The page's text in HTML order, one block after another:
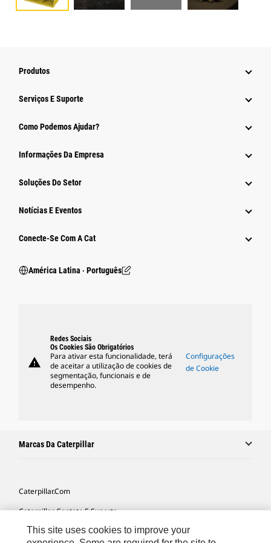
Produtos
Serviços E Suporte
Como Podemos Ajudar?
Informações Da Empresa
Soluções Do Setor
Notícias E Eventos
Conecte-Se Com A Cat
América Latina ‧ Português
warning
Redes Sociais
Os Cookies São Obrigatórios
Para ativar esta funcionalidade, terá
de aceitar a utilização de cookies de
segmentação, funcionais e de
desempenho.
Configurações
de Cookie
Marcas Da Caterpillar
Caterpillar.com
Caterpillar Contato E Suporte
Minhas Preferências De Marketing
This site uses cookies to improve your